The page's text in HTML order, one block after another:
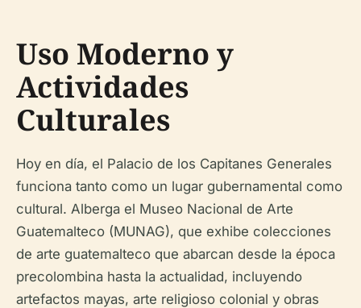
Uso Moderno y
Actividades
Culturales
Hoy en día, el Palacio de los Capitanes Generales
funciona tanto como un lugar gubernamental como
cultural. Alberga el Museo Nacional de Arte
Guatemalteco (MUNAG), que exhibe colecciones
de arte guatemalteco que abarcan desde la época
precolombina hasta la actualidad, incluyendo
artefactos mayas, arte religioso colonial y obras